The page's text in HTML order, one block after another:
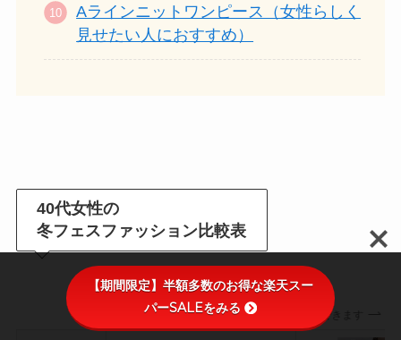
Aラインニットワンピース（女性らしく
見せたい人におすすめ）
40代女性の
冬フェスファッション比較表
スクロールできます
【期間限定】半額多数のお得な楽天スー
パーSALEをみる